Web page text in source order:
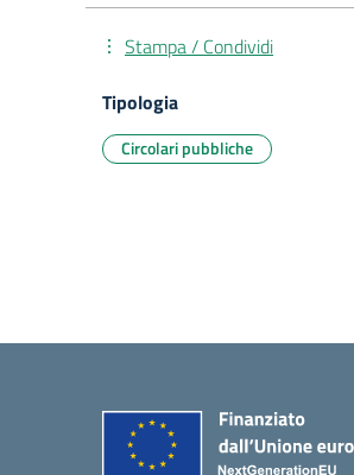
Stampa / Condividi
Tipologia
Circolari pubbliche